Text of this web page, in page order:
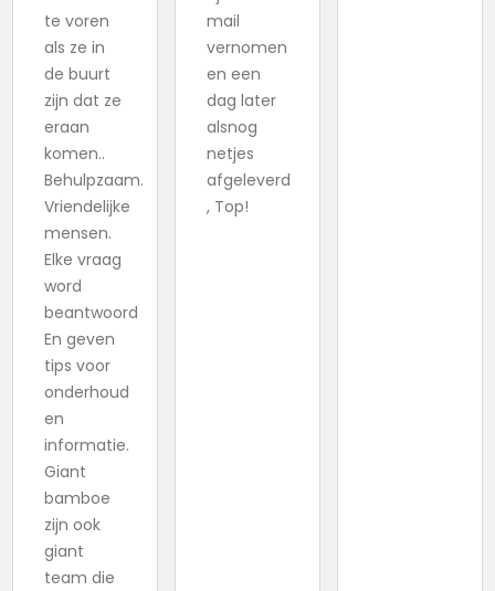
te voren
als ze in
de buurt
zijn dat ze
eraan
komen..
Behulpzaam.
Vriendelijke
mensen.
Elke vraag
word
beantwoord
En geven
tips voor
onderhoud
en
informatie.
Giant
bamboe
zijn ook
giant
team die
mail
vernomen
en een
dag later
alsnog
netjes
afgeleverd
, Top!